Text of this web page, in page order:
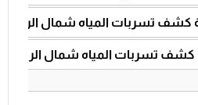
تسربات المياه شمال الرياض
تسربات المياه شمال الرياض